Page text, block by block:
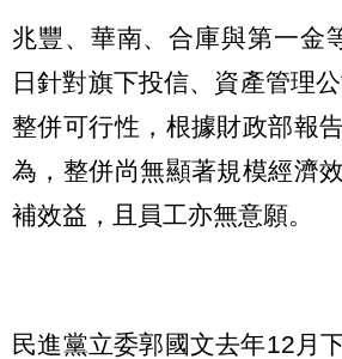
兆豐、華南、合庫與第一金
日針對旗下投信、資產管理
整併可行性，根據財政部報
為，整併尚無顯著規模經濟
補效益，且員工亦無意願。
民進黨立委郭國文去年12月